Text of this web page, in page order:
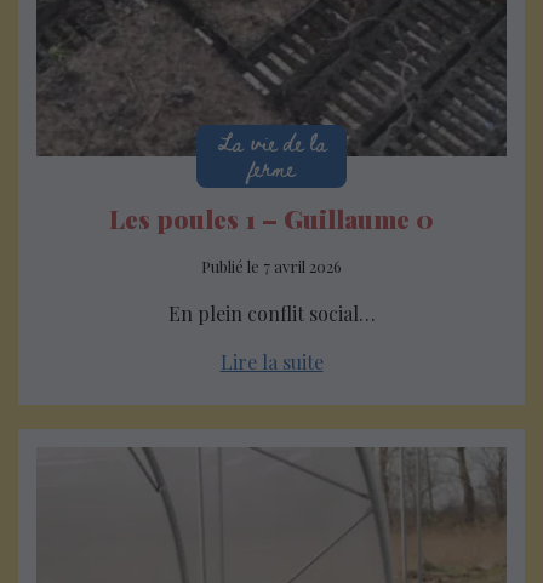
La vie de la
ferme
Les poules 1 – Guillaume 0
Publié le 7 avril 2026
En plein conflit social…
Lire la suite